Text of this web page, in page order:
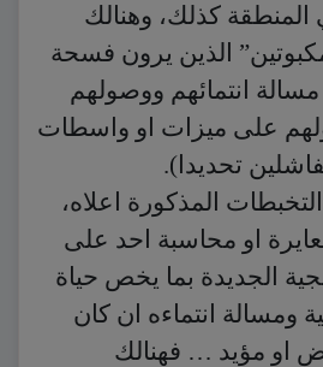
المنطقة كذلك، وهنالك
الذين يرون فسحة
انتمائهم ووصولهم
على ميزات او واسطات
تحديدا).
المذكورة اعلاه،
معايرة او محاسبة احد على
الجديدة بما يخص حياة
ومسالة انتماءه ان كان
او مؤيد … فهنالك